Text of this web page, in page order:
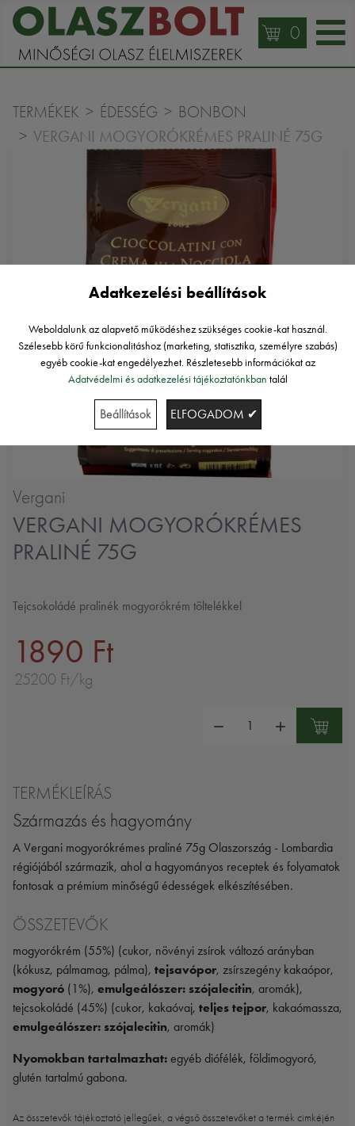
0
TERMÉKEK ÉDESSÉG BONBON
VERGANI MOGYORÓKRÉMES PRALINÉ 75G
Vergani
VERGANI MOGYORÓKRÉMES
PRALINÉ 75G
Tejcsokoládé pralinék mogyorókrém töltelékkel
1890 Ft
25200 Ft/kg
TERMÉKLEÍRÁS
Származás és hagyomány
A Vergani mogyorókrémes praliné 75g Olaszország - Lombardia
régiójából származik, ahol a hagyományos receptek és folyamatok
fontosak a prémium minőségű édességek elkészítésében.
ÖSSZETEVŐK
mogyorókrém (55%) (cukor, növényi zsírok változó arányban
(kókusz, pálmamag, pálma), tejsavópor, zsírszegény kakaópor,
mogyoró (1%), emulgeálószer: szójalecitin, aromák),
tejcsokoládé (45%) (cukor, kakaóvaj, teljes tejpor, kakaómassza,
emulgeálószer: szójalecitin, aromák)
Nyomokban tartalmazhat: egyéb diófélék, földimogyoró,
glutén tartalmú gabona.
Az összetevők tájékoztató jellegűek, a végső összetevőket a termék cimkéjén
Adatkezelési beállítások
Weboldalunk az alapvető működéshez szükséges cookie-kat használ.
Szélesebb körű funkcionalitáshoz (marketing, statisztika, személyre szabás)
egyéb cookie-kat engedélyezhet. Részletesebb információkat az
Adatvédelmi és adatkezelési tájékoztatónkban talál
Beállítások ELFOGADOM ✔